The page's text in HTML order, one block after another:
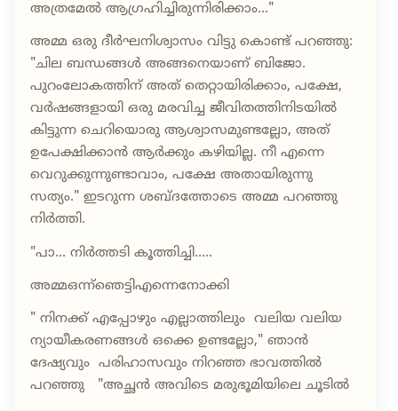
അത്രമേൽ ആഗ്രഹിച്ചിരുന്നിരിക്കാം..."
അമ്മ ഒരു ദീർഘനിശ്വാസം വിട്ടു കൊണ്ട് പറഞ്ഞു:
"ചില ബന്ധങ്ങൾ അങ്ങനെയാണ് ബിജോ.
പുറംലോകത്തിന് അത് തെറ്റായിരിക്കാം, പക്ഷേ,
വർഷങ്ങളായി ഒരു മരവിച്ച ജീവിതത്തിനിടയിൽ
കിട്ടുന്ന ചെറിയൊരു ആശ്വാസമുണ്ടല്ലോ, അത്
ഉപേക്ഷിക്കാൻ ആർക്കും കഴിയില്ല. നീ എന്നെ
വെറുക്കുന്നുണ്ടാവാം, പക്ഷേ അതായിരുന്നു
സത്യം." ഇടറുന്ന ശബ്ദത്തോടെ അമ്മ പറഞ്ഞു
നിർത്തി.
"പാ... നിർത്തടി കൂത്തിച്ചി.....
അമ്മഒന്ന്ഞെട്ടിഎന്നെനോക്കി
" നിനക്ക് എപ്പോഴും എല്ലാത്തിലും വലിയ വലിയ
ന്യായീകരണങ്ങൾ ഒക്കെ ഉണ്ടല്ലോ," ഞാൻ
ദേഷ്യവും പരിഹാസവും നിറഞ്ഞ ഭാവത്തിൽ
പറഞ്ഞു "അച്ഛൻ അവിടെ മരുഭൂമിയിലെ ചൂടിൽ